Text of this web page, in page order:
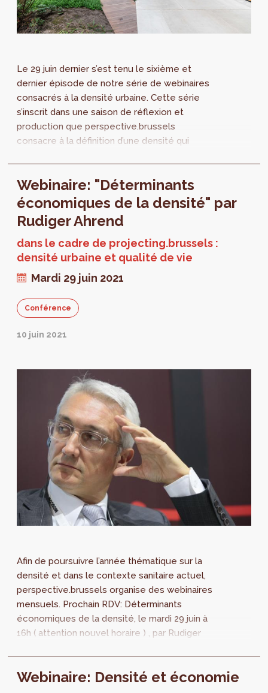
Le 29 juin dernier s’est tenu le sixième et
dernier épisode de notre série de webinaires
consacrés à la densité urbaine. Cette série
s’inscrit dans une saison de réflexion et
production que perspective.brussels
consacre à la définition d’une densité qui
Ahrend.
Webinaire: "Déterminants
économiques de la densité" par
Rudiger Ahrend
dans le cadre de projecting.brussels :
densité urbaine et qualité de vie
Mardi 29 juin 2021
Conférence
10 juin 2021
Afin de poursuivre l’année thématique sur la
densité et dans le contexte sanitaire actuel,
perspective.brussels organise des webinaires
mensuels. Prochain RDV: Déterminants
économiques de la densité, le mardi 29 juin à
16h ( attention nouvel horaire ) , par Rudiger
Webinaire: Densité et économie